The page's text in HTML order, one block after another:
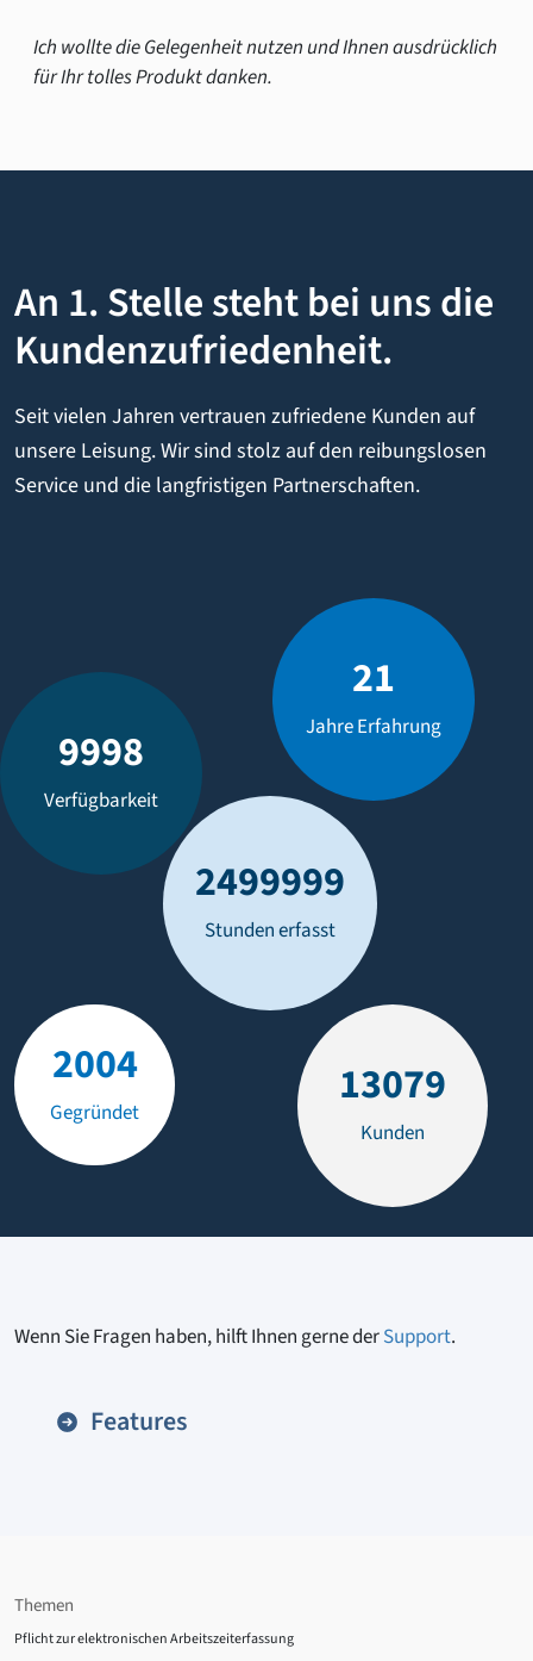
Ich wollte die Gelegenheit nutzen und Ihnen ausdrücklich
für Ihr tolles Produkt danken.
An 1. Stelle steht bei uns die
Kundenzufriedenheit.
Seit vielen Jahren vertrauen zufriedene Kunden auf
unsere Leisung. Wir sind stolz auf den reibungslosen
Service und die langfristigen Partnerschaften.
99,99%
Verfügbarkeit
21
Jahre Erfahrung
2,50G+
Stunden erfasst
2005
Gegründet 13080
Kunden
Wenn Sie Fragen haben, hilft Ihnen gerne derSupport.
Features
Themen
Pflicht zur elektronischen Arbeitszeiterfassung